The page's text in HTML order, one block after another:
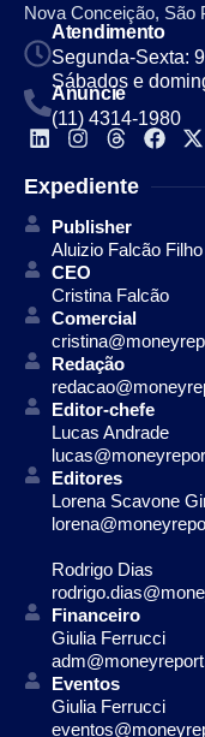
Nova Conceição, São
Atendimento
Segunda-Sexta:
Sábados e
Anuncie
(11) 4314-1980
Expediente
Publisher
Aluizio Falcão Filho
CEO
Cristina Falcão
Comercial
Redação
Editor-chefe
Lucas Andrade
Editores
Lorena Scavone
Rodrigo Dias
Financeiro
Giulia Ferrucci
Eventos
Giulia Ferrucci